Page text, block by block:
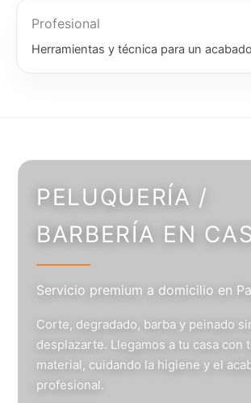
Profesional
Herramientas y técnica para un
PELUQUERÍA /
BARBERÍA EN
Servicio premium a domicilio en
Corte, degradado, barba y peinado
desplazarte. Llegamos a tu casa con
material, cuidando la higiene y el
profesional.